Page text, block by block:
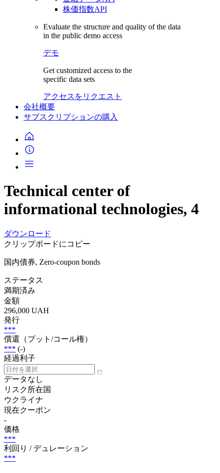
株価指数API
Evaluate the structure and quality of the data
in the public demo access
デモ
Get customized access to the
specific data sets
アクセスをリクエスト
会社概要
サブスクリプションの購入
Technical center of
informational technologies, 4
ダウンロード
クリップボードにコピー
国内債券, Zero-coupon bonds
ステータス
満期済み
金額
296,000 UAH
発行
***
償還（プット/コール権）
*** (-)
経過利子
データなし
リスク所在国
ウクライナ
現在クーポン
-
価格
***
利回り / デュレーション
***